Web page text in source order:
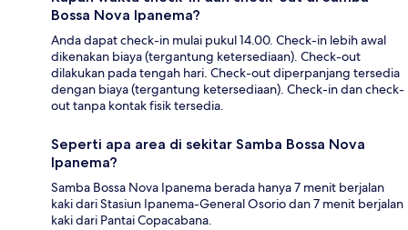
Bossa Nova Ipanema?
Anda dapat check-in mulai pukul 14.00. Check-in lebih awal
dikenakan biaya (tergantung ketersediaan). Check-out
dilakukan pada tengah hari. Check-out diperpanjang tersedia
dengan biaya (tergantung ketersediaan). Check-in dan check-
out tanpa kontak fisik tersedia.
Seperti apa area di sekitar Samba Bossa Nova
Ipanema?
Samba Bossa Nova Ipanema berada hanya 7 menit berjalan
kaki dari Stasiun Ipanema-General Osorio dan 7 menit berjalan
kaki dari Pantai Copacabana.